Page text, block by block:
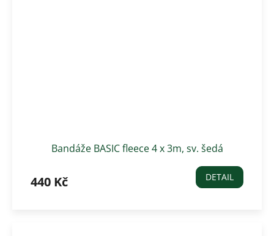
Bandáže BASIC fleece 4 x 3m, sv. šedá
440 Kč DETAIL